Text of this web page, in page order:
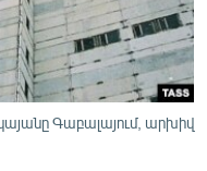
Գաբալայում, արխիվ